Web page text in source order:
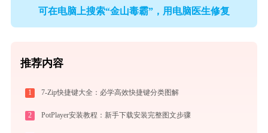
可在电脑上搜索“金山毒霸”，用电脑医生修复
推荐内容
1 7-Zip快捷键大全：必学高效快捷键分类图解
2 PotPlayer安装教程：新手下载安装完整图文步骤